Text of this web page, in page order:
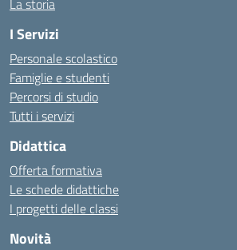
La storia
I Servizi
Personale scolastico
Famiglie e studenti
Percorsi di studio
Tutti i servizi
Didattica
Offerta formativa
Le schede didattiche
I progetti delle classi
Novità